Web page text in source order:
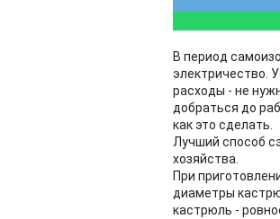
В период
электричество.
расходы - не
добраться до
как это сделать.
Лучший способ
хозяйства.
При
диаметры
кастрюль -